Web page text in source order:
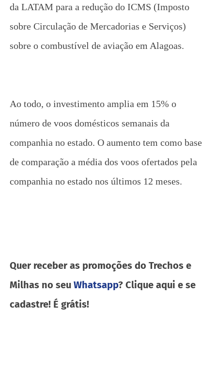
da LATAM para a redução do ICMS (Imposto
sobre Circulação de Mercadorias e Serviços)
sobre o combustível de aviação em Alagoas.
Ao todo, o investimento amplia em 15% o
número de voos domésticos semanais da
companhia no estado. O aumento tem como base
de comparação a média dos voos ofertados pela
companhia no estado nos últimos 12 meses.
Quer receber as promoções do Trechos e
Milhas no seu Whatsapp? Clique aqui e se
cadastre! É grátis!